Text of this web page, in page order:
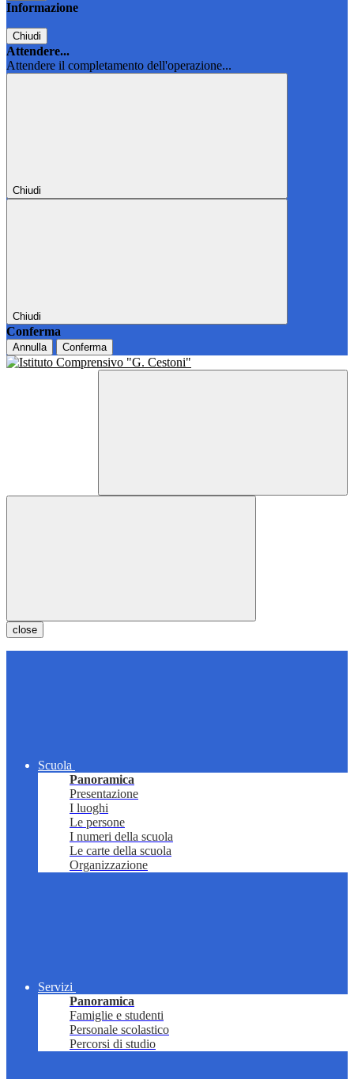
Informazione
Chiudi
Attendere...
Attendere il completamento dell'operazione...
Chiudi
Chiudi
Conferma
Annulla Conferma
close
Scuola
Panoramica
Presentazione
I luoghi
Le persone
I numeri della scuola
Le carte della scuola
Organizzazione
Servizi
Panoramica
Famiglie e studenti
Personale scolastico
Percorsi di studio